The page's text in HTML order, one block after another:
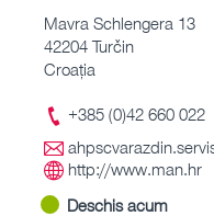
Mavra Schlengera 13
42204 Turčin
Croaţia
+385 (0)42 660 022
http://www.man.hr
Deschis acum